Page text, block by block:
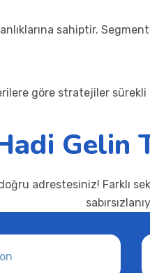
sahiptir.
göre stratejiler
Gelin
adrestesiniz! Farklı